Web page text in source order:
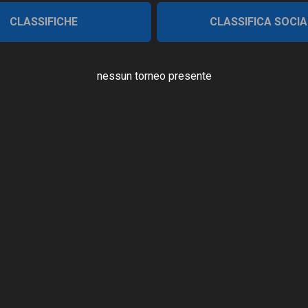
CLASSIFICHE CLASSIFICA
nessun torneo presente